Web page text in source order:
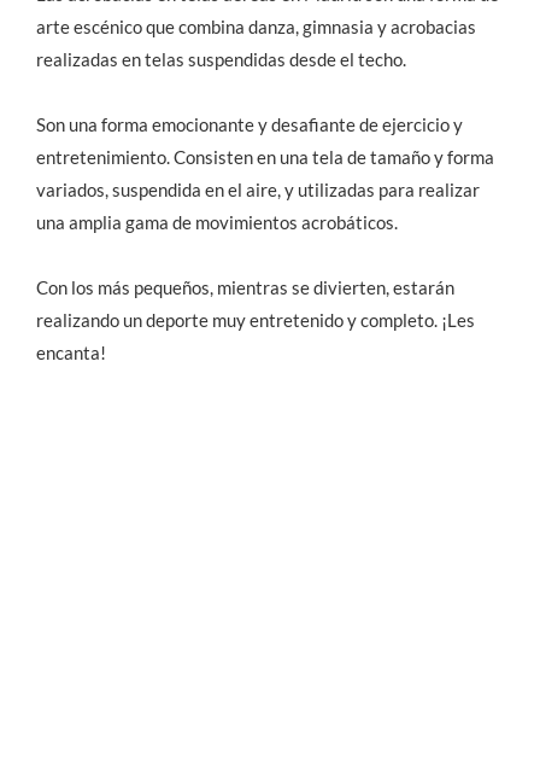
arte escénico que combina danza, gimnasia y acrobacias
realizadas en telas suspendidas desde el techo.
Son una forma emocionante y desafiante de ejercicio y
entretenimiento. Consisten en una tela de tamaño y forma
variados, suspendida en el aire, y utilizadas para realizar
una amplia gama de movimientos acrobáticos.
Con los más pequeños, mientras se divierten, estarán
realizando un deporte muy entretenido y completo. ¡Les
encanta!